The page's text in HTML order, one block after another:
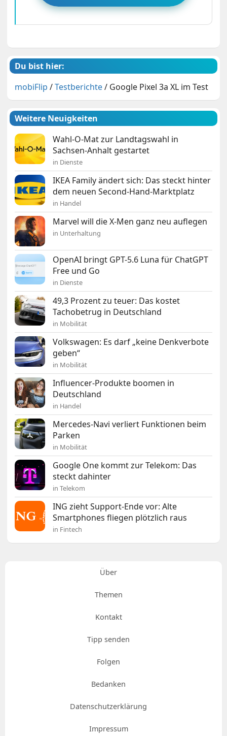
Du bist hier:
mobiFlip /Testberichte/ Google Pixel 3a XL im Test
Weitere Neuigkeiten
Wahl-O-Mat zur Landtagswahl in
Sachsen-Anhalt gestartet
in Dienste
IKEA Family ändert sich: Das steckt hinter
dem neuen Second-Hand-Marktplatz
in Handel
Marvel will die X-Men ganz neu auflegen
in Unterhaltung
OpenAI bringt GPT-5.6 Luna für ChatGPT
Free und Go
in Dienste
49,3 Prozent zu teuer: Das kostet
Tachobetrug in Deutschland
in Mobilität
Volkswagen: Es darf „keine Denkverbote
geben“
in Mobilität
Influencer-Produkte boomen in
Deutschland
in Handel
Mercedes-Navi verliert Funktionen beim
Parken
in Mobilität
Google One kommt zur Telekom: Das
steckt dahinter
in Telekom
ING zieht Support-Ende vor: Alte
Smartphones fliegen plötzlich raus
in Fintech
Über
Themen
Kontakt
Tipp senden
Folgen
Bedanken
Datenschutzerklärung
Impressum